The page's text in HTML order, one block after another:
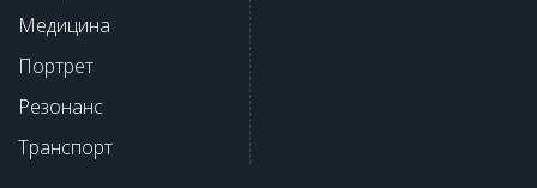
Медицина
Портрет
Резонанс
Транспорт